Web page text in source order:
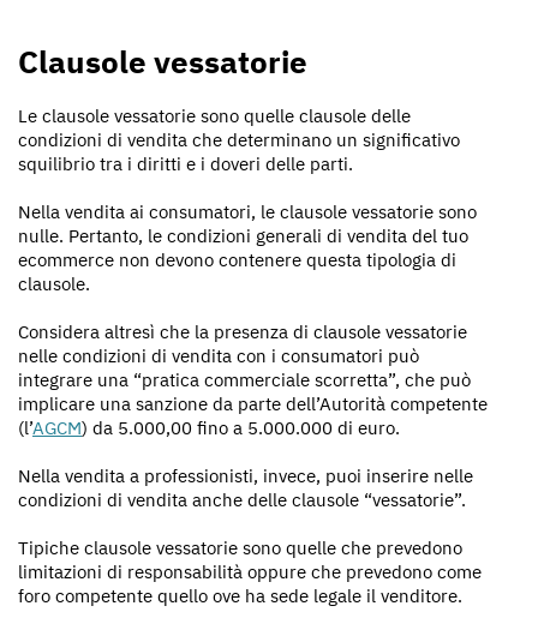
Clausole vessatorie
Le clausole vessatorie sono quelle clausole delle
condizioni di vendita che determinano un significativo
squilibrio tra i diritti e i doveri delle parti.
Nella vendita ai consumatori, le clausole vessatorie sono
nulle. Pertanto, le condizioni generali di vendita del tuo
ecommerce non devono contenere questa tipologia di
clausole.
Considera altresì che la presenza di clausole vessatorie
nelle condizioni di vendita con i consumatori può
integrare una “pratica commerciale scorretta”, che può
implicare una sanzione da parte dell’Autorità competente
(l’AGCM) da 5.000,00 fino a 5.000.000 di euro.
Nella vendita a professionisti, invece, puoi inserire nelle
condizioni di vendita anche delle clausole “vessatorie”.
Tipiche clausole vessatorie sono quelle che prevedono
limitazioni di responsabilità oppure che prevedono come
foro competente quello ove ha sede legale il venditore.